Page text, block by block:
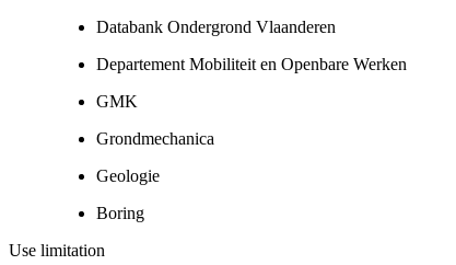
Databank Ondergrond Vlaanderen
Departement Mobiliteit en Openbare Werken
GMK
Grondmechanica
Geologie
Boring
Use limitation